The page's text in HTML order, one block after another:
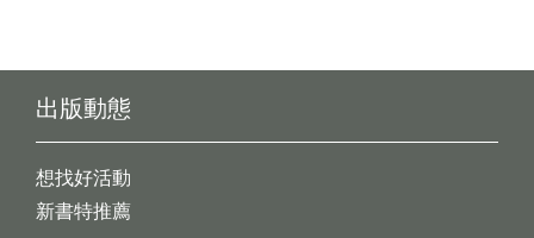
出版動態
想找好活動
新書特推薦